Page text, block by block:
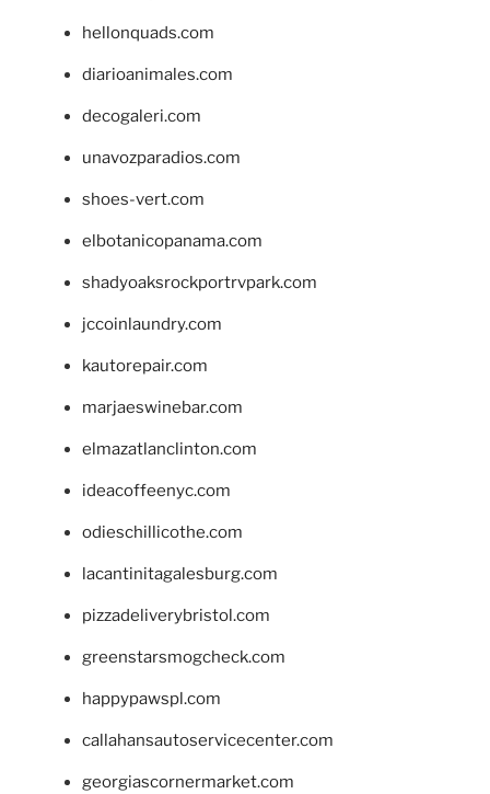
hellonquads.com
diarioanimales.com
decogaleri.com
unavozparadios.com
shoes-vert.com
elbotanicopanama.com
shadyoaksrockportrvpark.com
jccoinlaundry.com
kautorepair.com
marjaeswinebar.com
elmazatlanclinton.com
ideacoffeenyc.com
odieschillicothe.com
lacantinitagalesburg.com
pizzadeliverybristol.com
greenstarsmogcheck.com
happypawspl.com
callahansautoservicecenter.com
georgiascornermarket.com